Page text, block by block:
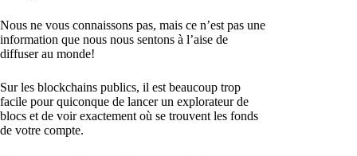
Nous ne vous connaissons pas, mais ce n’est pas une
information que nous nous sentons à l’aise de
diffuser au monde!
Sur les blockchains publics, il est beaucoup trop
facile pour quiconque de lancer un explorateur de
blocs et de voir exactement où se trouvent les fonds
de votre compte.